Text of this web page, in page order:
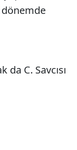
da C. Savcısı